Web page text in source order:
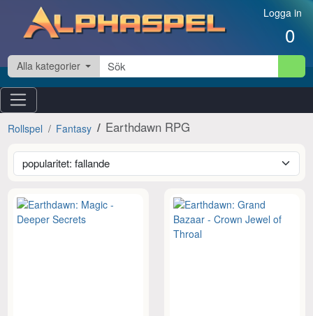
Hoppa till innehåll Logga in
0
Alla kategorier
Rollspel Fantasy Earthdawn RPG